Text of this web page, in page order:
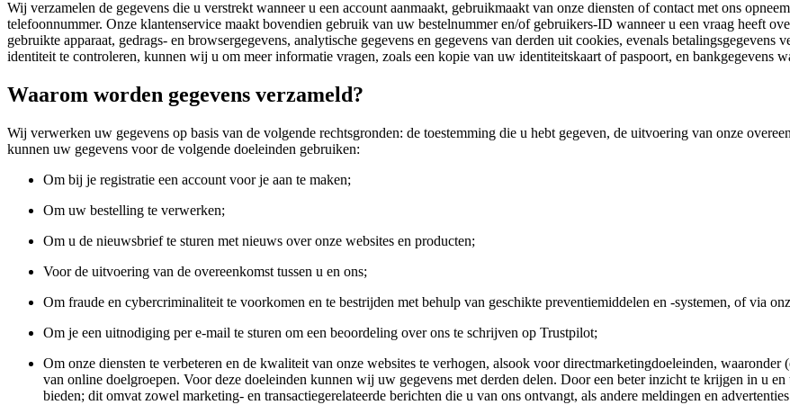
Wij verzamelen de gegevens die u verstrekt wanneer u een account aanmaakt, gebruikmaakt van onze diensten of contact met ons
telefoonnummer. Onze klantenservice maakt bovendien gebruik van uw bestelnummer en/of gebruikers-ID wanneer u een vraag heeft
gebruikte apparaat, gedrags- en browsergegevens, analytische gegevens en gegevens van derden uit cookies, evenals
identiteit te controleren, kunnen wij u om meer informatie vragen, zoals een kopie van uw identiteitskaart of paspoort, en bankgegevens
Waarom worden gegevens verzameld?
Wij verwerken uw gegevens op basis van de volgende rechtsgronden: de toestemming die u hebt gegeven, de uitvoering van onze
kunnen uw gegevens voor de volgende doeleinden gebruiken:
Om bij je registratie een account voor je aan te maken;
Om uw bestelling te verwerken;
Om u de nieuwsbrief te sturen met nieuws over onze websites en producten;
Voor de uitvoering van de overeenkomst tussen u en ons;
Om fraude en cybercriminaliteit te voorkomen en te bestrijden met behulp van geschikte preventiemiddelen en -systemen, of via
Om je een uitnodiging per e-mail te sturen om een beoordeling over ons te schrijven op Trustpilot;
Om onze diensten te verbeteren en de kwaliteit van onze websites te verhogen, alsook voor directmarketingdoeleinden,
van online doelgroepen. Voor deze doeleinden kunnen wij uw gegevens met derden delen. Door een beter inzicht te krijgen in u
bieden; dit omvat zowel marketing- en transactiegerelateerde berichten die u van ons ontvangt, als andere meldingen en